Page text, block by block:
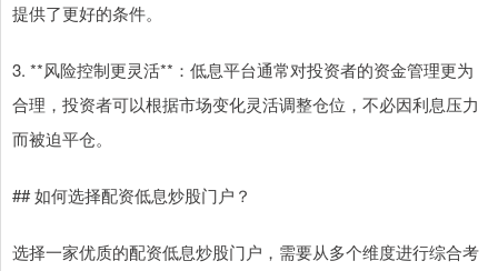
提供了更好的条件。
3. **风险控制更灵活**：低息平台通常对投资者的资金管理更为
合理，投资者可以根据市场变化灵活调整仓位，不必因利息压力
而被迫平仓。
## 如何选择配资低息炒股门户？
选择一家优质的配资低息炒股门户，需要从多个维度进行综合考